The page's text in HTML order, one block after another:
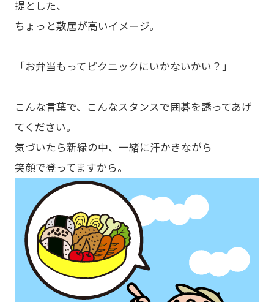
提とした、
ちょっと敷居が高いイメージ。
「お弁当もってピクニックにいかないかい？」
こんな言葉で、こんなスタンスで囲碁を誘ってあげ
てください。
気づいたら新緑の中、一緒に汗かきながら
笑顔で登ってますから。